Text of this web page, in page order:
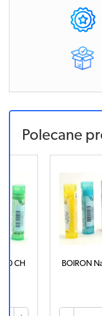
Polecane
CH 4g